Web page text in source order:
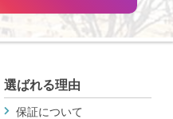
選ばれる理由
保証について